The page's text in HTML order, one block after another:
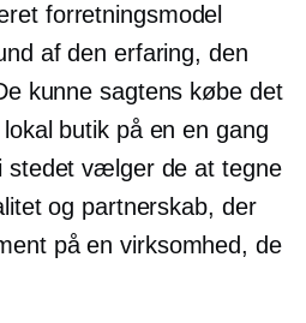
forretningsmodel
af den erfaring, den
kunne sagtens købe det
butik på enen gang
stedet vælger de at tegne
og partnerskab, der
på en virksomhed, de